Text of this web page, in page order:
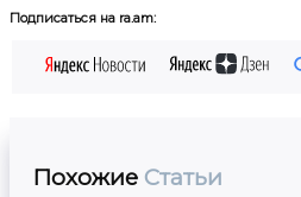
Подписаться на ra.am:
Похожие Статьи